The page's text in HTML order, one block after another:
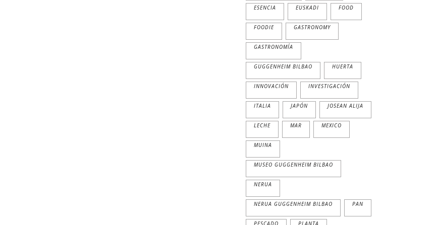
ESENCIA EUSKADI FOOD
FOODIE GASTRONOMY
GASTRONOMÍA
GUGGENHEIM BILBAO HUERTA
INNOVACIÓN INVESTIGACIÓN
ITALIA JAPÓN JOSEAN ALIJA
LECHE MAR MEXICO
MUINA
MUSEO GUGGENHEIM BILBAO
NERUA
NERUA GUGGENHEIM BILBAO PAN
PESCADO PLANTA